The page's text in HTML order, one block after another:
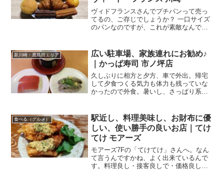
ヴィドフランスさんでプチパンって売っ
てるの、ご存じでしょうか？ 一口サイズ
のパンなのですが、これが素敵なんで
は、今年もいろいろ食べまくったパンの
話。向かいました先は川崎...
新川崎・鹿島田エリア
広い駐車場、家族連れにお勧め♪
｜かっぱ寿司 市ノ坪店
久しぶりに相方と夕方、車で外出。帰宅
して夕食つくる気力も体力も残っていな
かったので外食。暑いし、さっぱり系が
があるじゃないの。かっぱ寿司 市ノ坪 さ
ん。公共の交通機関を...
食べる（グルメ）
駅近し、料理美味し、お財布に優
しい、使い勝手の良いお店｜てけ
てけ モアーズ
モアーズ7Fの「てけてけ」さんへ。なん
て言うんですかね、よく出来ているんで
す。料理良し・接客良しで・価格良し。